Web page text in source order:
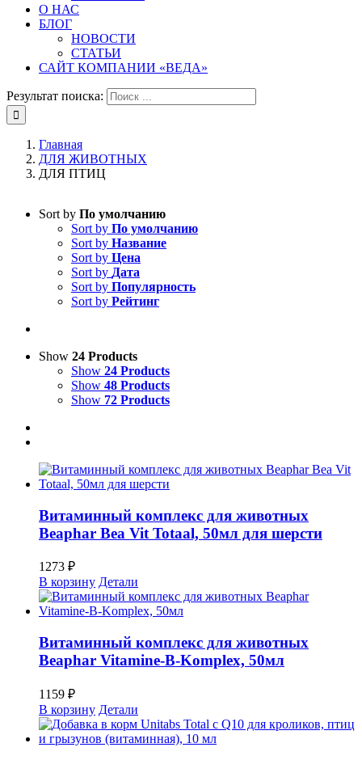
О НАС
БЛОГ
НОВОСТИ
СТАТЬИ
САЙТ КОМПАНИИ «ВЕДА»
Результат поиска:
Главная
ДЛЯ ЖИВОТНЫХ
ДЛЯ ПТИЦ
Sort by По умолчанию
Sort by По умолчанию
Sort by Название
Sort by Цена
Sort by Дата
Sort by Популярность
Sort by Рейтинг
Show 24 Products
Show 24 Products
Show 48 Products
Show 72 Products
Витаминный комплекс для животных
Beaphar Bea Vit Totaal, 50мл для шерсти
1273 ₽
В корзину Детали
Витаминный комплекс для животных
Beaphar Vitamine-B-Komplex, 50мл
1159 ₽
В корзину Детали